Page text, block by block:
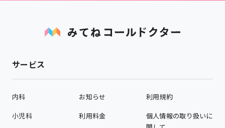
サービス
内科
小児科
お知らせ
利用料金
利用規約
個人情報の取り扱いに